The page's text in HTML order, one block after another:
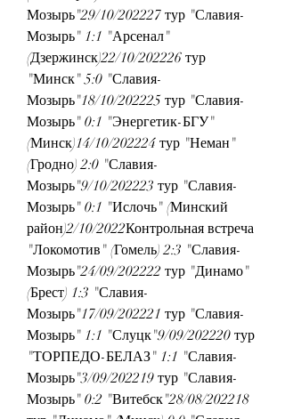
Мозырь"29/10/202227 тур "Славия-
Мозырь" 1:1 "Арсенал"
(Дзержинск)22/10/202226 тур
"Минск" 5:0 "Славия-
Мозырь"18/10/202225 тур "Славия-
Мозырь" 0:1 "Энергетик-БГУ"
(Минск)14/10/202224 тур "Неман"
(Гродно) 2:0 "Славия-
Мозырь"9/10/202223 тур "Славия-
Мозырь" 0:1 "Ислочь" (Минский
район)2/10/2022Контрольная встреча
"Локомотив" (Гомель) 2:3 "Славия-
Мозырь"24/09/202222 тур "Динамо"
(Брест) 1:3 "Славия-
Мозырь"17/09/202221 тур "Славия-
Мозырь" 1:1 "Слуцк"9/09/202220 тур
"ТОРПЕДО-БЕЛАЗ" 1:1 "Славия-
Мозырь"3/09/202219 тур "Славия-
Мозырь" 0:2 "Витебск"28/08/202218